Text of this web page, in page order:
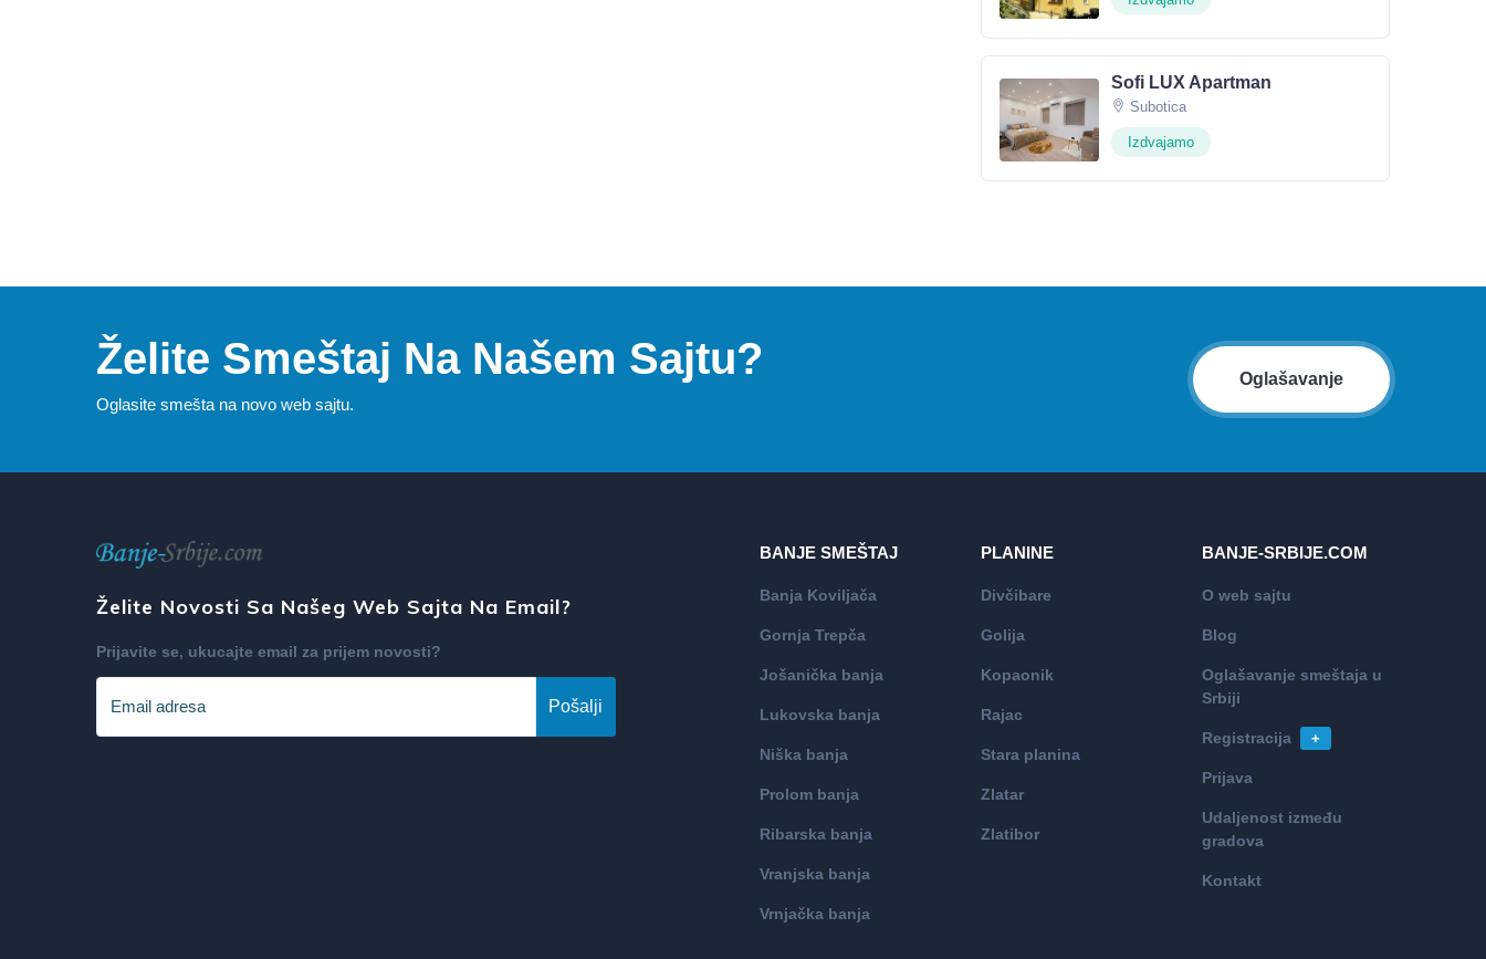
Sofi LUX Apartman
Subotica
Izdvajamo
Želite Smeštaj Na Našem Sajtu?
Oglasite smešta na novo web sajtu.
Oglašavanje
Želite Novosti Sa Našeg Web Sajta Na Email?
Prijavite se, ukucajte email za prijem novosti?
Pošalji
BANJE SMEŠTAJ
Banja Koviljača
Gornja Trepča
Jošanička banja
Lukovska banja
Niška banja
Prolom banja
Ribarska banja
Vranjska banja
Vrnjačka banja
PLANINE
Divčibare
Golija
Kopaonik
Rajac
Stara planina
Zlatar
Zlatibor
BANJE-SRBIJE.COM
O web sajtu
Blog
Oglašavanje smeštaja u
Srbiji
Registracija +
Prijava
Udaljenost između
gradova
Kontakt